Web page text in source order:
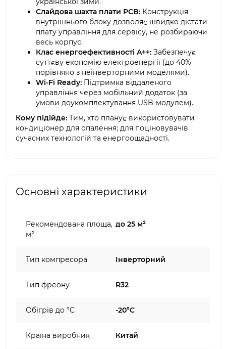
Слайдова шахта плати PCB: Конструкція
внутрішнього блоку дозволяє швидко дістати
плату управління для сервісу, не розбираючи
весь корпус.
Клас енергоефективності A++: Забезпечує
суттєву економію електроенергії (до 40%
порівняно з неінверторними моделями).
Wi-Fi Ready: Підтримка віддаленого
управління через мобільний додаток (за
умови доукомплектування USB-модулем).
Кому підійде: Тим, хто планує використовувати
кондиціонер для опалення; для поціновувачів
сучасних технологій та енергоощадності.
Основні характеристики
Рекомендована площа,
м²
до 25 м²
Тип компресора Інверторний
Тип фреону R32
Обігрів до °C -20°C
Країна виробник Китай